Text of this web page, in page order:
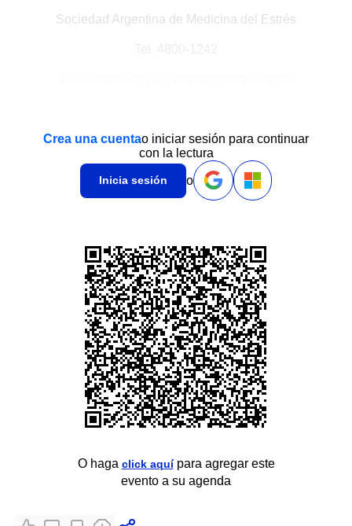
Sociedad Argentina de Medicina del Estrés
Crea una cuentao iniciar sesión para continuar
con la lectura
Inicia sesión o
O haga click aquípara agregar este
evento a su agenda